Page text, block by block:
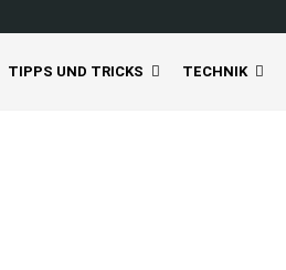
TIPPS UND TRICKS TECHNIK